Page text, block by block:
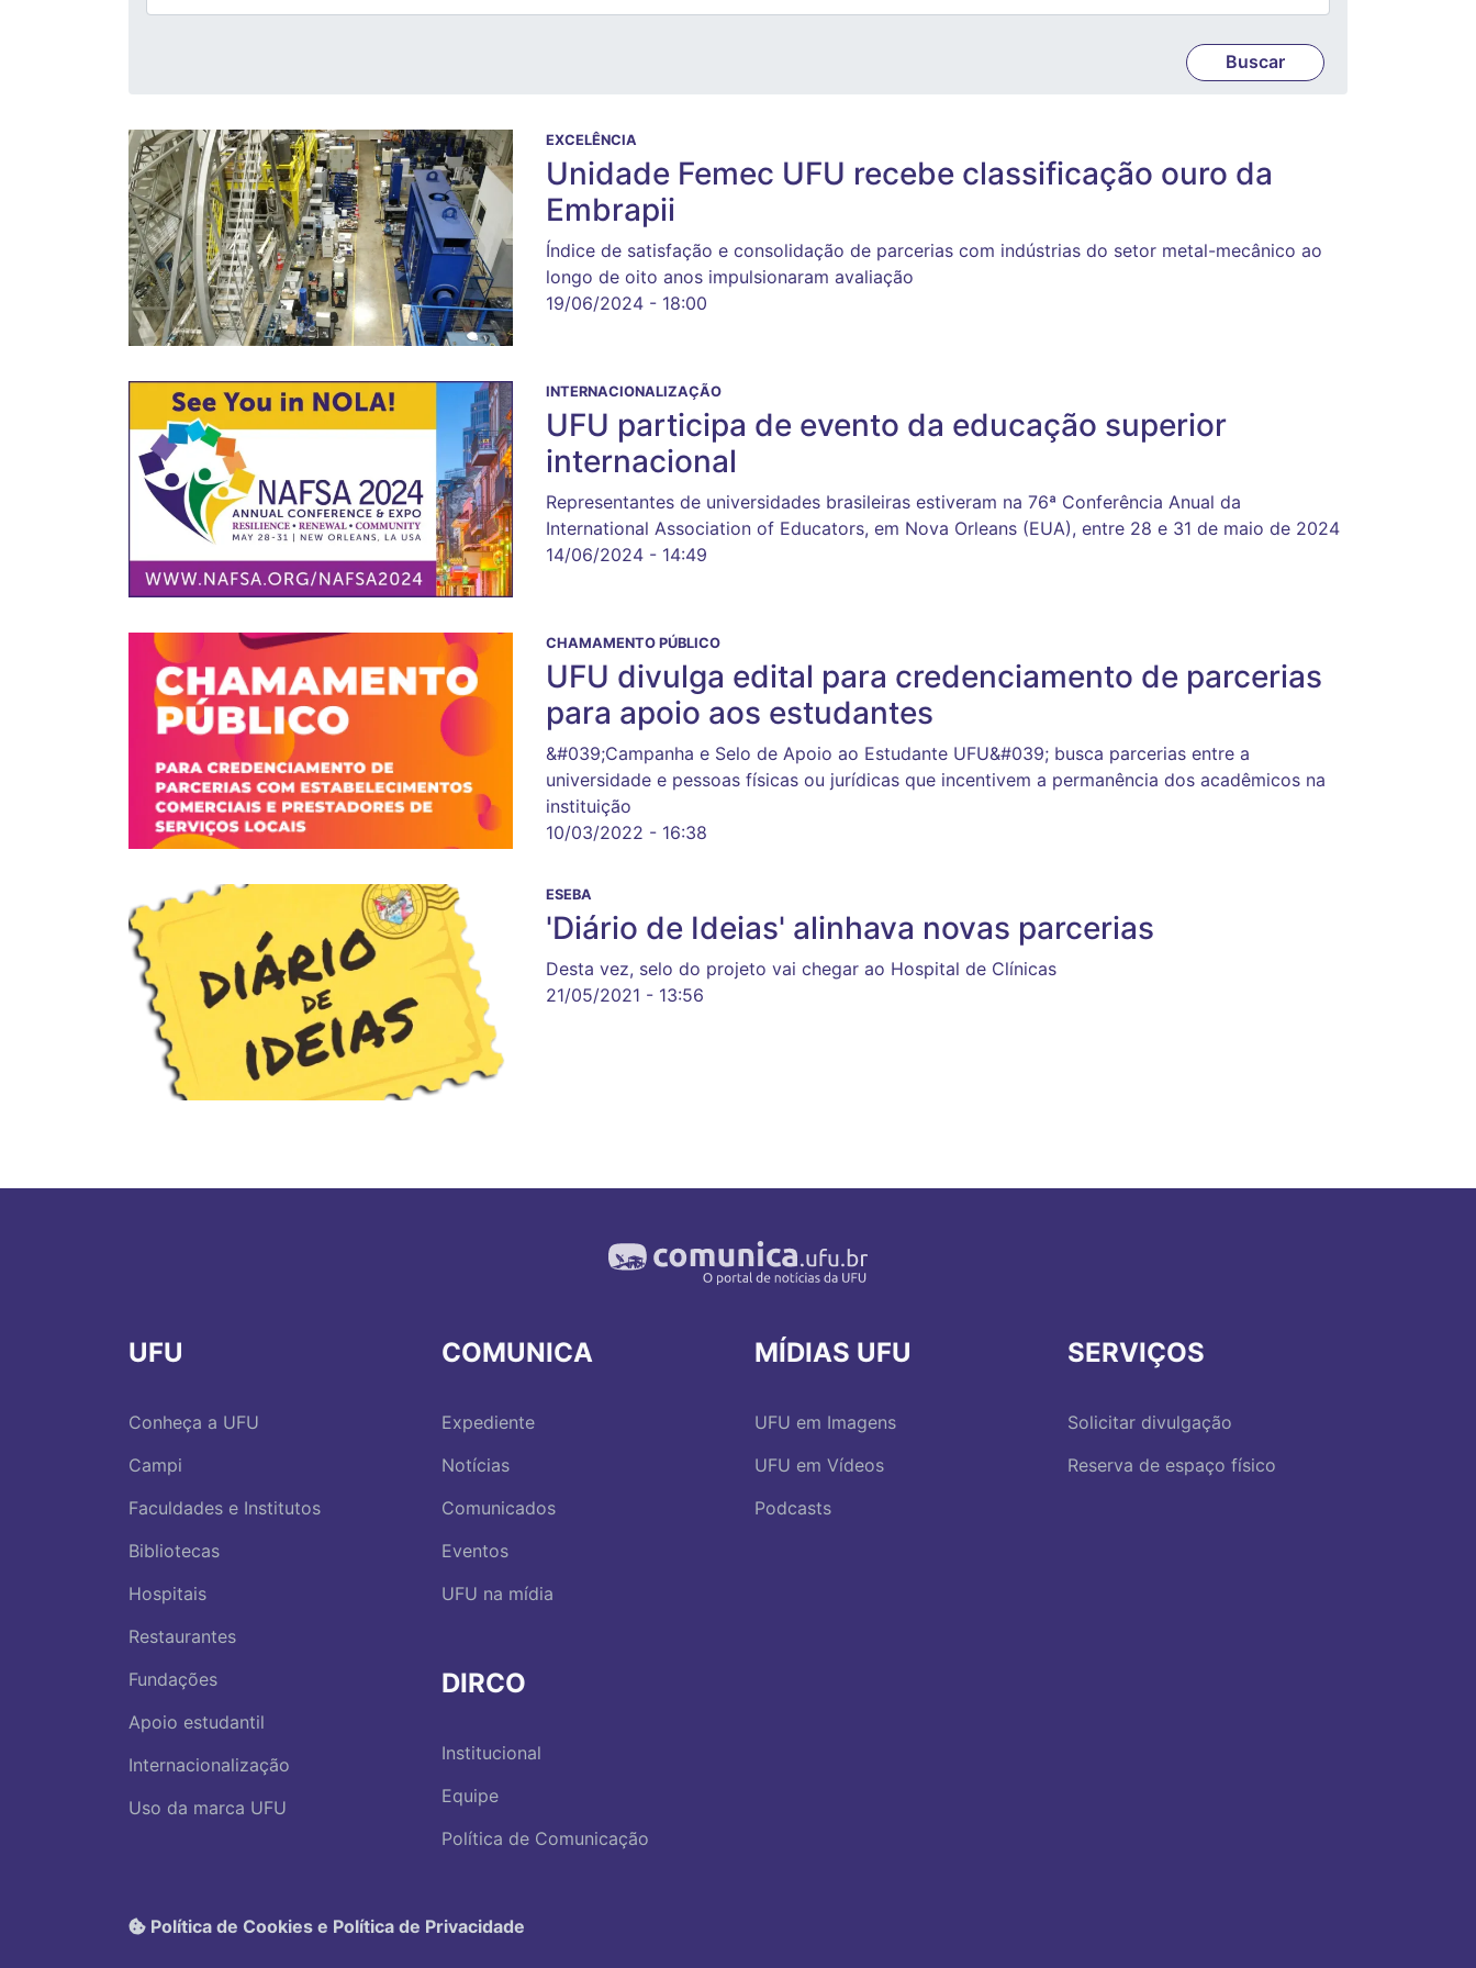
EXCELÊNCIA
Unidade Femec UFU recebe classificação ouro da
Embrapii
Índice de satisfação e consolidação de parcerias com indústrias do setor metal-mecânico ao
longo de oito anos impulsionaram avaliação
19/06/2024 - 18:00
INTERNACIONALIZAÇÃO
UFU participa de evento da educação superior
internacional
Representantes de universidades brasileiras estiveram na 76ª Conferência Anual da
International Association of Educators, em Nova Orleans (EUA), entre 28 e 31 de maio de 2024
14/06/2024 - 14:49
CHAMAMENTO PÚBLICO
UFU divulga edital para credenciamento de parcerias
para apoio aos estudantes
&#039;Campanha e Selo de Apoio ao Estudante UFU&#039; busca parcerias entre a
universidade e pessoas físicas ou jurídicas que incentivem a permanência dos acadêmicos na
instituição
10/03/2022 - 16:38
ESEBA
'Diário de Ideias' alinhava novas parcerias
Desta vez, selo do projeto vai chegar ao Hospital de Clínicas
21/05/2021 - 13:56
UFU
Conheça a UFU
Campi
Faculdades e Institutos
Bibliotecas
Hospitais
Restaurantes
Fundações
Apoio estudantil
Internacionalização
Uso da marca UFU
COMUNICA
Expediente
Notícias
Comunicados
Eventos
UFU na mídia
DIRCO
Institucional
Equipe
Política de Comunicação
MÍDIAS UFU
UFU em Imagens
UFU em Vídeos
Podcasts
SERVIÇOS
Solicitar divulgação
Reserva de espaço físico
Política de Cookies e Política de Privacidade